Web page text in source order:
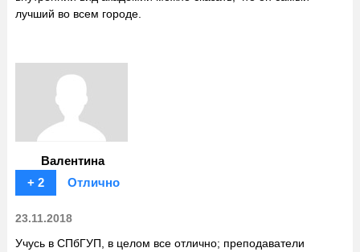
лучший во всем городе.
Валентина
+ 2
Отлично
23.11.2018
Учусь в СПбГУП, в целом все отлично; преподаватели